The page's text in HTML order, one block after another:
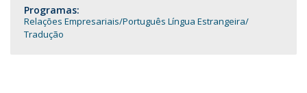
Programas:
Relações Empresariais Português Língua Estrangeira
Tradução